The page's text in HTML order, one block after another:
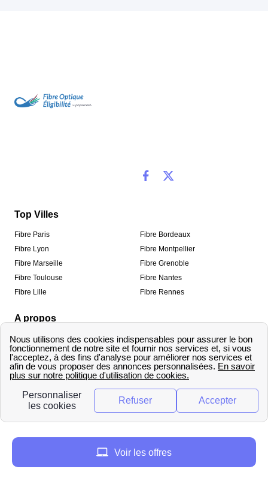
Top Villes
Fibre Paris
Fibre Lyon
Fibre Marseille
Fibre Toulouse
Fibre Lille
Fibre Bordeaux
Fibre Montpellier
Fibre Grenoble
Fibre Nantes
Fibre Rennes
A propos
Qui sommes-nous ?
Informations de contact
Méthodologie de classement
Mentions légales
Traitement des avis
Copyright © fibre-optique-eligibilite.fr 2026 – Tous
droits réservés
Voir les offres